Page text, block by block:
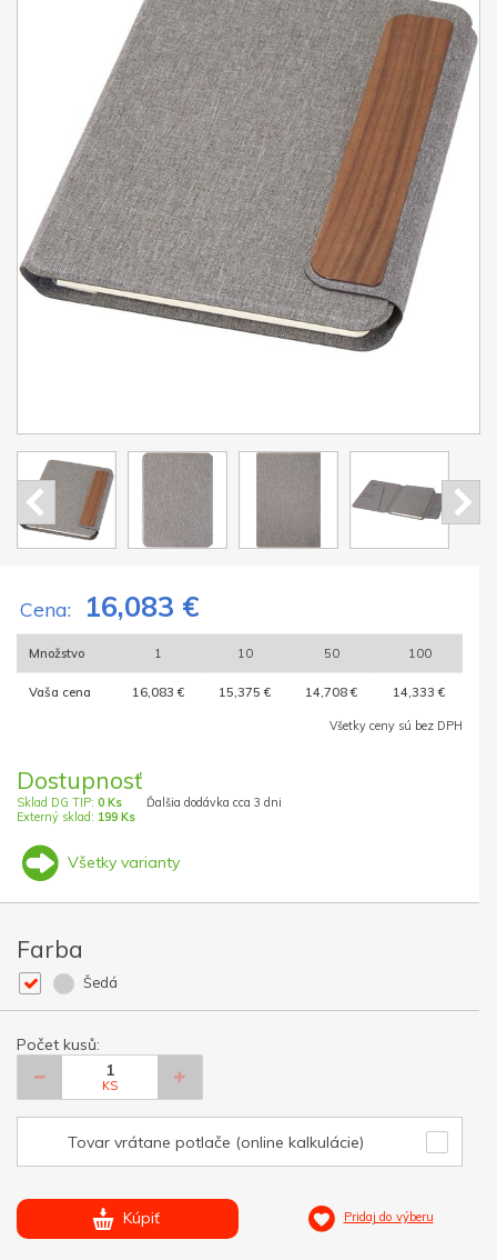
Cena: 16,083 €
Množstvo 1 10 50 100
Vaša cena 16,083 € 15,375 € 14,708 € 14,333 €
Všetky ceny sú bez DPH
Dostupnosť
Sklad DG TIP: 0 Ks
Externý sklad: 199 Ks
Ďalšia dodávka cca 3 dni
Všetky varianty
Farba
Šedá
Počet kusů:
KS
Tovar vrátane potlače (online kalkulácie)
Kúpiť Pridaj do výberu